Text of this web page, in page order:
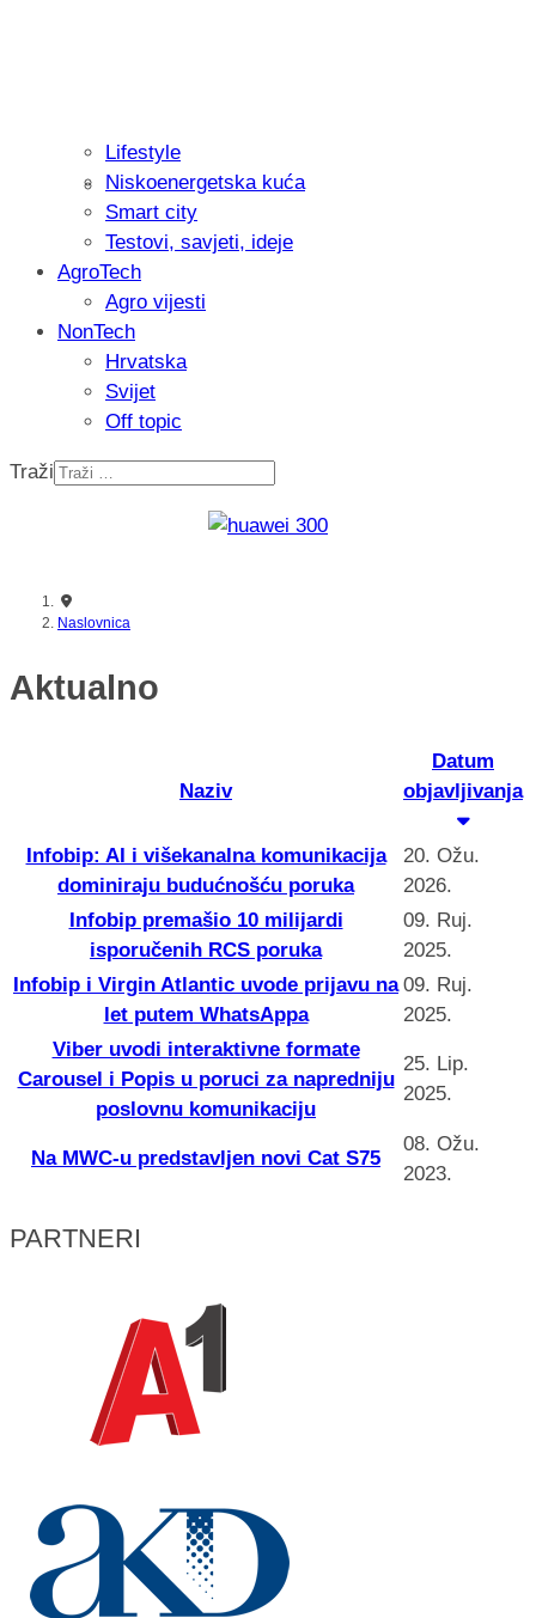
Isprobali smo: Thermostar
Recenzija: Einhell Professional CP-
nikada prije
Lifestyle
Niskoenergetska kuća
Smart city
Testovi, savjeti, ideje
AgroTech
Agro vijesti
NonTech
Hrvatska
Svijet
Off topic
Traži
Naslovnica
Aktualno
Naziv
Datum
objavljivanja
Infobip: AI i višekanalna komunikacija
dominiraju budućnošću poruka
20. Ožu.
2026.
Infobip premašio 10 milijardi
isporučenih RCS poruka
09. Ruj.
2025.
Infobip i Virgin Atlantic uvode prijavu na
let putem WhatsAppa
09. Ruj.
2025.
Viber uvodi interaktivne formate
Carousel i Popis u poruci za napredniju
poslovnu komunikaciju
25. Lip.
2025.
Na MWC-u predstavljen novi Cat S75
08. Ožu.
2023.
PARTNERI